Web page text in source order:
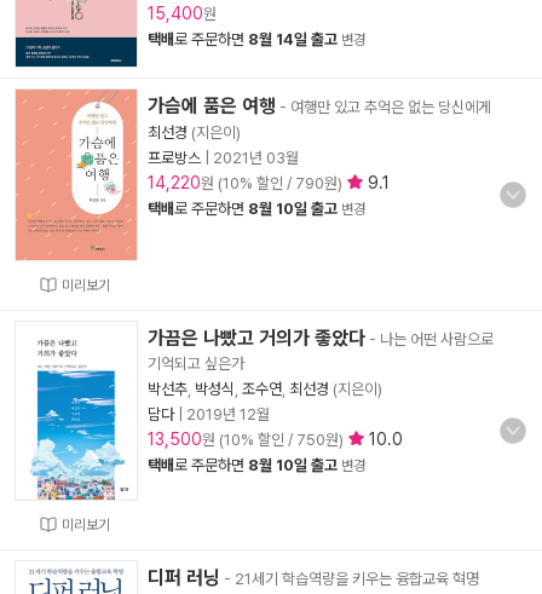
15,400원
택배로 주문하면 8월 14일 출고 변경
미리보기
가슴에 품은 여행 - 여행만 있고 추억은 없는 당신에게
최선경 (지은이)
프로방스
2021년 03월
14,220원 (10% 할인 / 790원) 9.1
택배로 주문하면 8월 10일 출고 변경
미리보기
가끔은 나빴고 거의가 좋았다 - 나는 어떤 사람으로
기억되고 싶은가
박선추 박성식 조수연 최선경 (지은이)
담다| 2019년 12월
13,500원 (10% 할인 / 750원) 10.0
택배로 주문하면 8월 10일 출고 변경
디퍼 러닝 - 21세기 학습역량을 키우는 융합교육 혁명